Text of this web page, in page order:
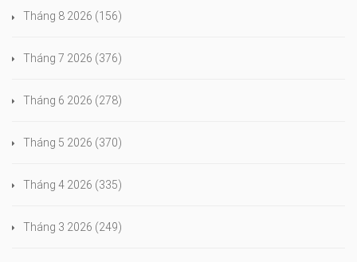
Tháng 8 2026 (156)
Tháng 7 2026 (376)
Tháng 6 2026 (278)
Tháng 5 2026 (370)
Tháng 4 2026 (335)
Tháng 3 2026 (249)